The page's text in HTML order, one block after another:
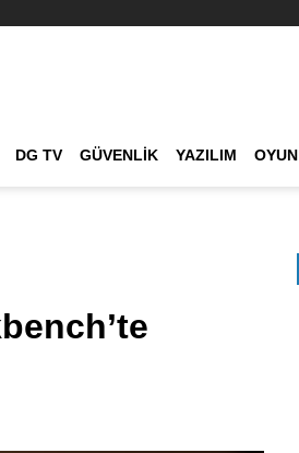
DG TV GÜVENLIK YAZILIM OYUN